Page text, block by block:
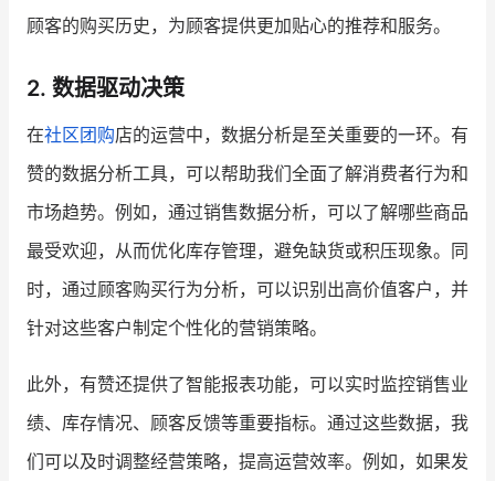
顾客的购买历史，为顾客提供更加贴心的推荐和服务。
2. 数据驱动决策
在社区团购店的运营中，数据分析是至关重要的一环。有
赞的数据分析工具，可以帮助我们全面了解消费者行为和
市场趋势。例如，通过销售数据分析，可以了解哪些商品
最受欢迎，从而优化库存管理，避免缺货或积压现象。同
时，通过顾客购买行为分析，可以识别出高价值客户，并
针对这些客户制定个性化的营销策略。
此外，有赞还提供了智能报表功能，可以实时监控销售业
绩、库存情况、顾客反馈等重要指标。通过这些数据，我
们可以及时调整经营策略，提高运营效率。例如，如果发